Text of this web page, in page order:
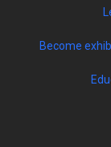
Become